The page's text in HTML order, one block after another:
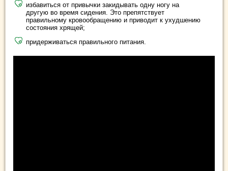
избавиться от привычки закидывать одну ногу на
другую во время сидения. Это препятствует
правильному кровообращению и приводит к ухудшению
состояния хрящей;
придерживаться правильного питания.